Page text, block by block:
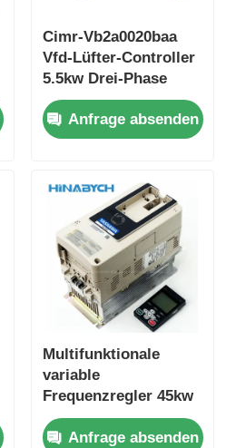
Cimr-Vb2a0020baa
Vfd-Lüfter-Controller
5.5kw Drei-Phase
220V Yasukawa
Anfrage absenden
Multifunktionale
variable
Frequenzregler 45kw
Yasukawa Cipr-
Ga70b4089
Anfrage absenden